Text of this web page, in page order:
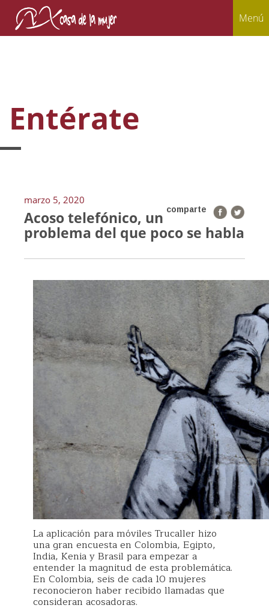
Menú
Entérate
marzo 5, 2020
comparte
Acoso telefónico, un
problema del que poco se habla
La aplicación para móviles Trucaller hizo
una gran encuesta en Colombia, Egipto,
India, Kenia y Brasil para empezar a
entender la magnitud de esta problemática.
En Colombia, seis de cada 10 mujeres
reconocieron haber recibido llamadas que
consideran acosadoras.